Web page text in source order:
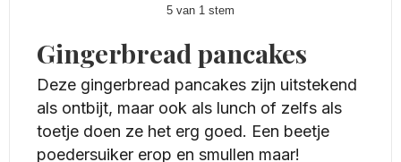
5 van 1 stem
Gingerbread pancakes
Deze gingerbread pancakes zijn uitstekend
als ontbijt, maar ook als lunch of zelfs als
toetje doen ze het erg goed. Een beetje
poedersuiker erop en smullen maar!